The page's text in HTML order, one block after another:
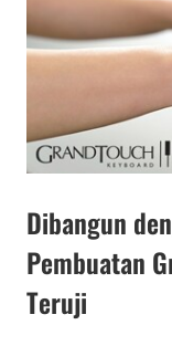
Dibangun
Pembuatan
Teruji